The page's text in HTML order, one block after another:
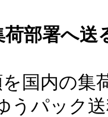
部署へ送
国内の集
うパック